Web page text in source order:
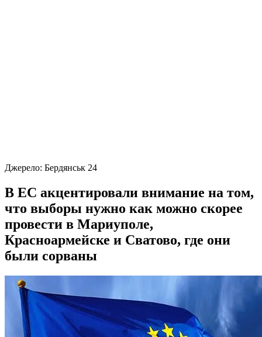
Джерело: Бердянськ 24
В ЕС акцентировали внимание на том,
что выборы нужно как можно скорее
провести в Мариуполе,
Красноармейске и Сватово, где они
были сорваны